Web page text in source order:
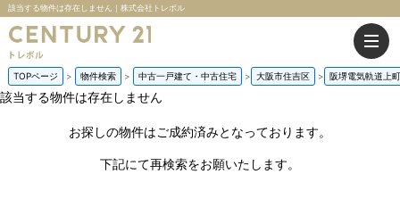
該当する物件は存在しません｜株式会社トレボル
TOPページ 物件検索 中古一戸建て・中古住宅 大阪市住吉区 阪堺電気軌道上
該当する物件は存在しません
お探しの物件はご成約済みとなっております。
下記にて再検索をお願いたします。